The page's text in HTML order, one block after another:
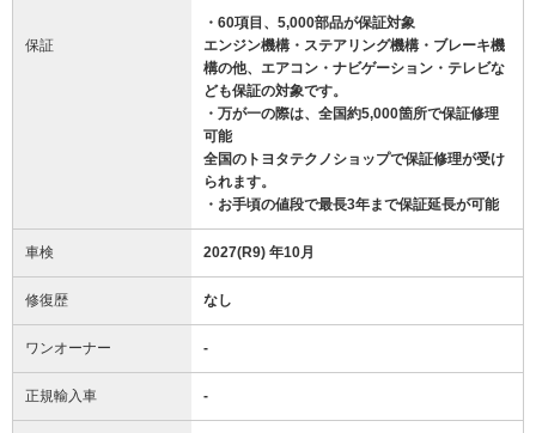
保証
・60項目、5,000部品が保証対象
エンジン機構・ステアリング機構・ブレーキ機
構の他、エアコン・ナビゲーション・テレビな
ども保証の対象です。
・万が一の際は、全国約5,000箇所で保証修理
可能
全国のトヨタテクノショップで保証修理が受け
られます。
・お手頃の値段で最長3年まで保証延長が可能
車検 2027(R9) 年10月
修復歴 なし
ワンオーナー -
正規輸入車 -